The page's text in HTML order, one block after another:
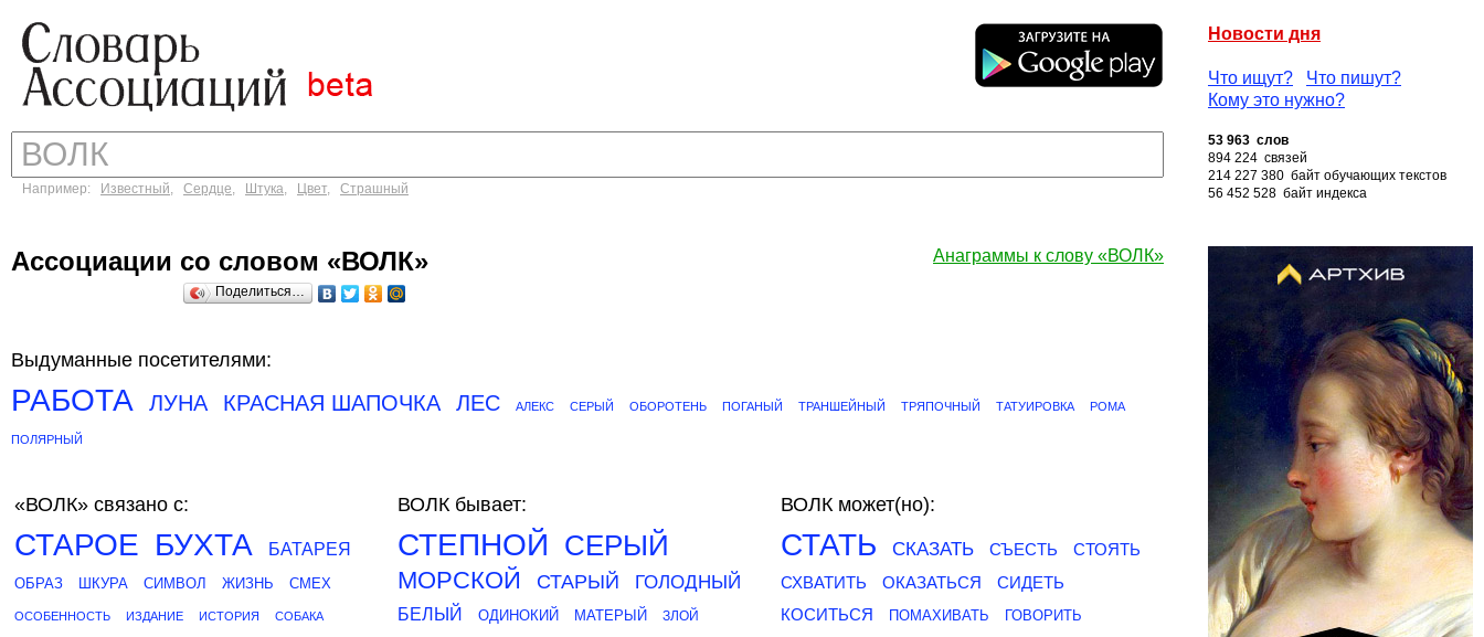
Новости дня
Что ищут?
Что пишут?
Кому это нужно?
Например: Известный, Сердце, Штука, Цвет, Страшный
53 963 слов
894 224 связей
214 227 380 байт обучающих текстов
56 452 528 байт индекса
Анаграммы к слову «ВОЛК»
Ассоциации со словом «ВОЛК»
Поделиться…
Выдуманные посетителями:
РАБОТА ЛУНА КРАСНАЯ ШАПОЧКА ЛЕС АЛЕКС СЕРЫЙ ОБОРОТЕНЬ ПОГАНЫЙ ТРАНШЕЙНЫЙ ТРЯПОЧНЫЙ ТАТУИРОВКА РОМА
ПОЛЯРНЫЙ
«ВОЛК» связано с:
СТАРОЕ БУХТА БАТАРЕЯ
ОБРАЗ ШКУРА СИМВОЛ ЖИЗНЬ СМЕХ
ОСОБЕННОСТЬ ИЗДАНИЕ ИСТОРИЯ СОБАКА
ВОЛК бывает:
СТЕПНОЙ СЕРЫЙ
МОРСКОЙ СТАРЫЙ ГОЛОДНЫЙ
БЕЛЫЙ ОДИНОКИЙ МАТЕРЫЙ ЗЛОЙ
ВОЛК может(но):
СТАТЬ СКАЗАТЬ СЪЕСТЬ
СТОЯТЬ
СХВАТИТЬ
ОКАЗАТЬСЯ
СИДЕТЬ
КОСИТЬСЯ
ПОМАХИВАТЬ
ГОВОРИТЬ